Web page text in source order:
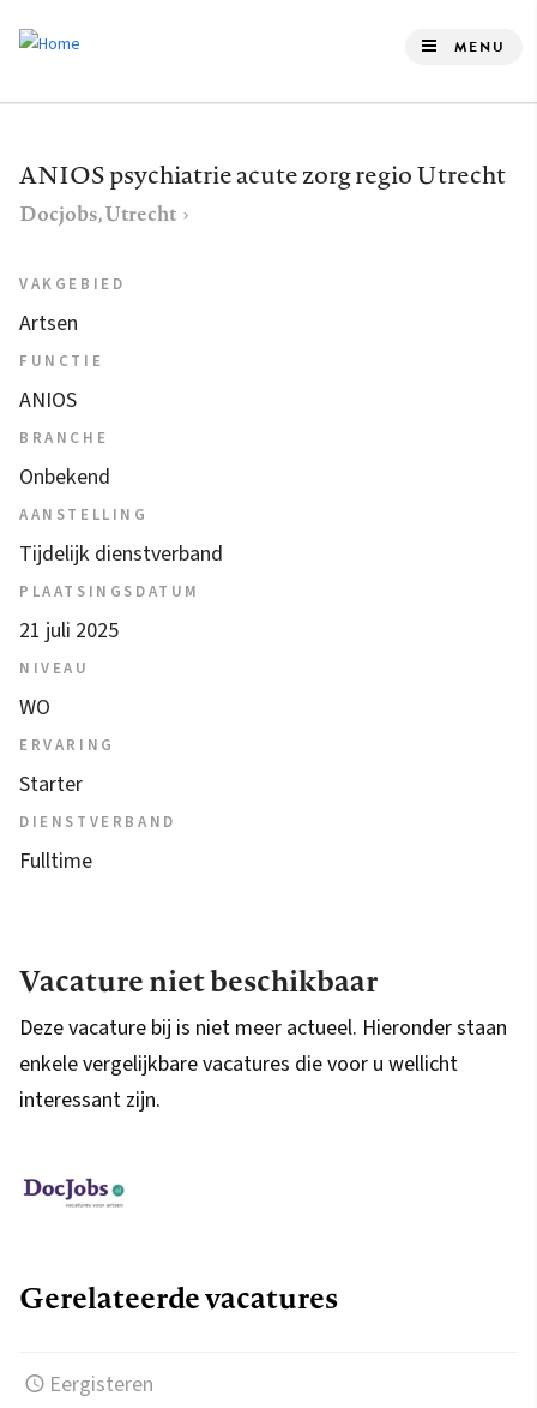
de
gaan
MENU
ANIOS psychiatrie acute zorg regio Utrecht
Docjobs, Utrecht
VAKGEBIED
Artsen
FUNCTIE
ANIOS
BRANCHE
Onbekend
AANSTELLING
Tijdelijk dienstverband
PLAATSINGSDATUM
21 juli 2025
NIVEAU
WO
ERVARING
Starter
DIENSTVERBAND
Fulltime
Vacature niet beschikbaar
Deze vacature bij is niet meer actueel. Hieronder staan
enkele vergelijkbare vacatures die voor u wellicht
interessant zijn.
Gerelateerde vacatures
Eergisteren